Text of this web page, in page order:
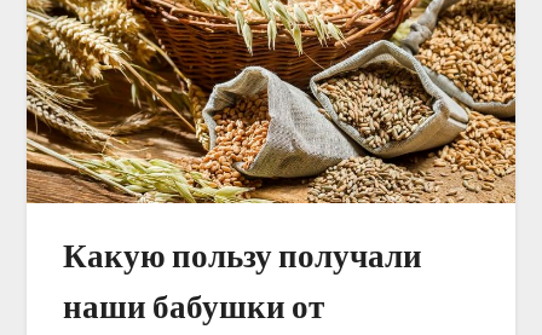
Какую пользу получали
наши бабушки от